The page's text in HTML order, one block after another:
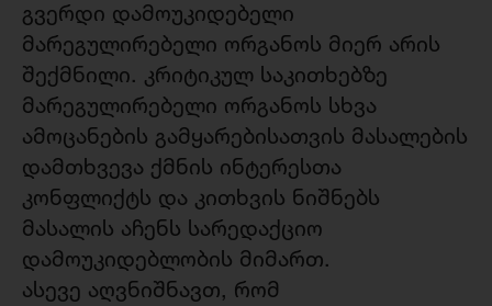
გვერდი დამოუკიდებელი
მარეგულირებელი ორგანოს მიერ არის
შექმნილი. კრიტიკულ საკითხებზე
მარეგულირებელი ორგანოს სხვა
ამოცანების გამყარებისათვის მასალების
დამთხვევა ქმნის ინტერესთა
კონფლიქტს და კითხვის ნიშნებს
მასალის აჩენს სარედაქციო
დამოუკიდებლობის მიმართ.
ასევე აღვნიშნავთ, რომ